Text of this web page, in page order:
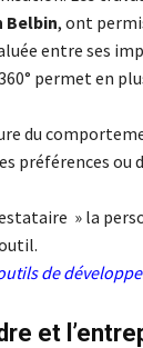
Belbin, ont
entre ses
permet en
du
préférences ou
» la
de
et